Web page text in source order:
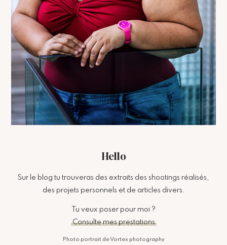
Hello
Sur le blog tu trouveras des extraits des shootings réalisés,
des projets personnels et de articles divers.
Tu veux poser pour moi ?
Consulte mes prestations
Photo portrait de Vortex photography